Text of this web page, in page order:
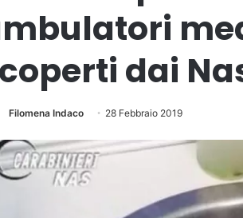
dai
Filomena Indaco 28 Febbraio 2019